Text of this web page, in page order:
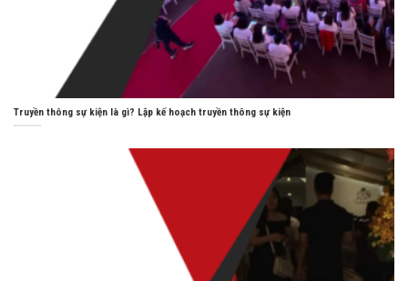
Truyền thông sự kiện là gì? Lập kế hoạch truyền thông sự kiện